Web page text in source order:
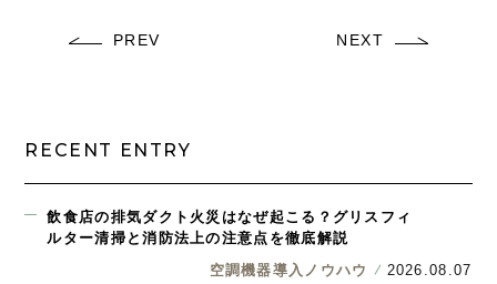
PREV NEXT
RECENT ENTRY
飲食店の排気ダクト火災はなぜ起こる？グリスフィ
ルター清掃と消防法上の注意点を徹底解説
空調機器導入ノウハウ
2026.08.07